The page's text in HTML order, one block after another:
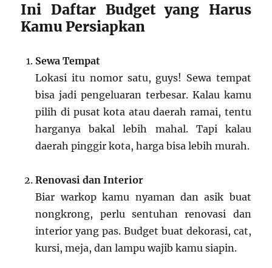
Ini Daftar Budget yang Harus
Kamu Persiapkan
Sewa Tempat
Lokasi itu nomor satu, guys! Sewa tempat
bisa jadi pengeluaran terbesar. Kalau kamu
pilih di pusat kota atau daerah ramai, tentu
harganya bakal lebih mahal. Tapi kalau
daerah pinggir kota, harga bisa lebih murah.
Renovasi dan Interior
Biar warkop kamu nyaman dan asik buat
nongkrong, perlu sentuhan renovasi dan
interior yang pas. Budget buat dekorasi, cat,
kursi, meja, dan lampu wajib kamu siapin.